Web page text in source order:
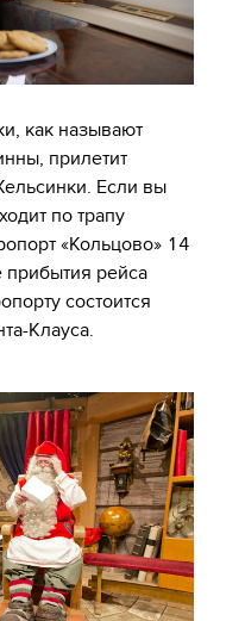
как называют
прилетит
Если вы
по трапу
«Кольцово» 14
рейса
состоится
Клауса.